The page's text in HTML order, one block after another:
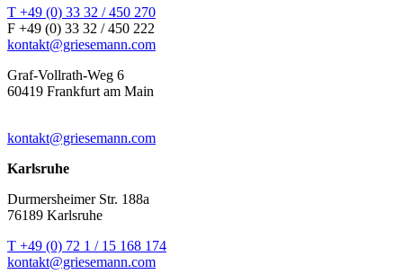
T +49 (0) 33 32 / 450 270
F +49 (0) 33 32 / 450 222
kontakt@griesemann.com
Graf-Vollrath-Weg 6
60419 Frankfurt am Main
kontakt@griesemann.com
Karlsruhe
Durmersheimer Str. 188a
76189 Karlsruhe
T +49 (0) 72 1 / 15 168 174
kontakt@griesemann.com